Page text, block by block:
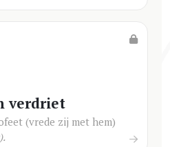
verdriet
(vrede zij met hem)